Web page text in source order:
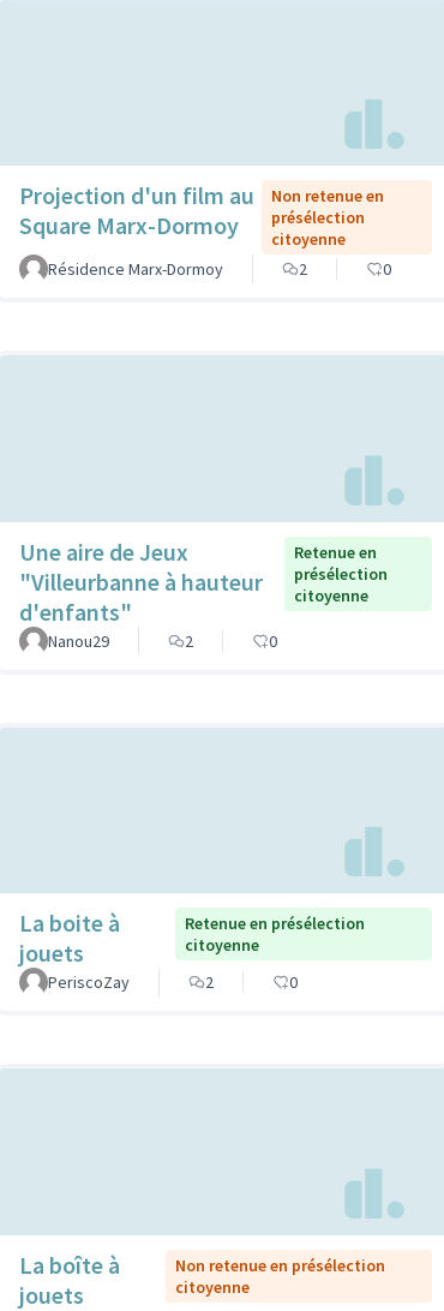
Projection d'un film au
Square Marx-Dormoy
Non retenue en
présélection
citoyenne
Résidence Marx-Dormoy
2 0
Une aire de Jeux
"Villeurbanne à hauteur
d'enfants"
Retenue en
présélection
citoyenne
Nanou29 2 0
La boite à
jouets
Retenue en présélection
citoyenne
PeriscoZay
2 0
La boîte à
jouets
Non retenue en présélection
citoyenne